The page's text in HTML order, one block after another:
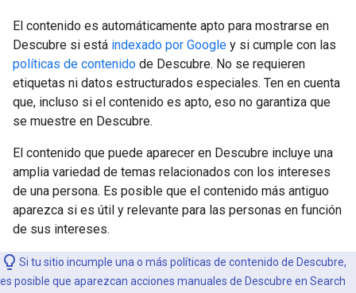
El contenido es automáticamente apto para mostrarse en
Descubre si está indexado por Google y si cumple con las
políticas de contenido de Descubre. No se requieren
etiquetas ni datos estructurados especiales. Ten en cuenta
que, incluso si el contenido es apto, eso no garantiza que
se muestre en Descubre.
El contenido que puede aparecer en Descubre incluye una
amplia variedad de temas relacionados con los intereses
de una persona. Es posible que el contenido más antiguo
aparezca si es útil y relevante para las personas en función
de sus intereses.
Si tu sitio incumple una o más políticas de contenido de Descubre,
es posible que aparezcan acciones manuales de Descubre en Search